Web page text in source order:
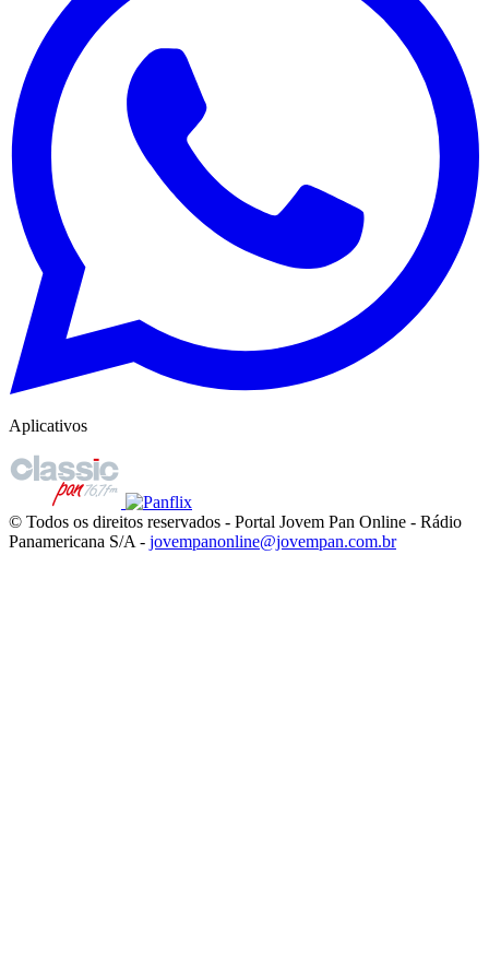
Aplicativos
© Todos os direitos reservados - Portal Jovem Pan Online - Rádio
Panamericana S/A - jovempanonline@jovempan.com.br